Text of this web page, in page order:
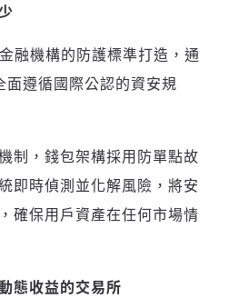
際政經脈動
波全球科技革命
送到
驗證
融機構的防護標準打造，通
遵循國際公認的資安規
制，錢包架構採用防單點故
即時偵測並化解風險，將安
確保用戶資產在任何市場情
態收益的交易所